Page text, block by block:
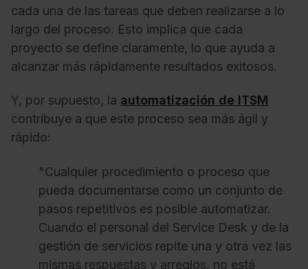
cada una de las tareas que deben realizarse a lo
largo del proceso. Esto implica que cada
proyecto se define claramente, lo que ayuda a
alcanzar más rápidamente resultados exitosos.
Y, por supuesto, la automatización de ITSM
contribuye a que este proceso sea más ágil y
rápido:
"Cualquier procedimiento o proceso que
pueda documentarse como un conjunto de
pasos repetitivos es posible automatizar.
Cuando el personal del Service Desk y de la
gestión de servicios repite una y otra vez las
mismas respuestas y arreglos, no está